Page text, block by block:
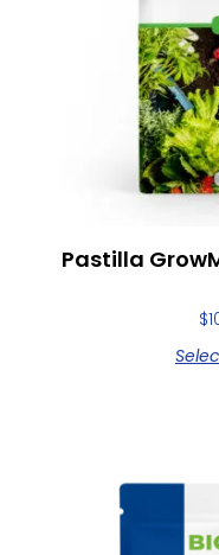
Pastilla
$